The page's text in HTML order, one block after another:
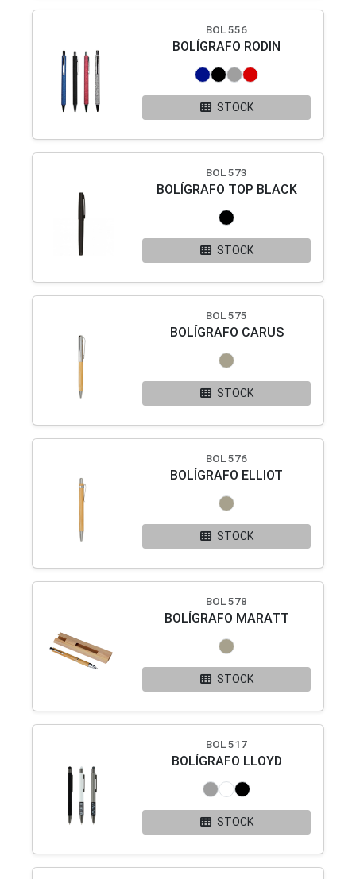
BOL 556
BOLÍGRAFO RODIN
STOCK
BOL 573
BOLÍGRAFO TOP BLACK
STOCK
BOL 575
BOLÍGRAFO CARUS
STOCK
BOL 576
BOLÍGRAFO ELLIOT
STOCK
BOL 578
BOLÍGRAFO MARATT
STOCK
BOL 517
BOLÍGRAFO LLOYD
STOCK